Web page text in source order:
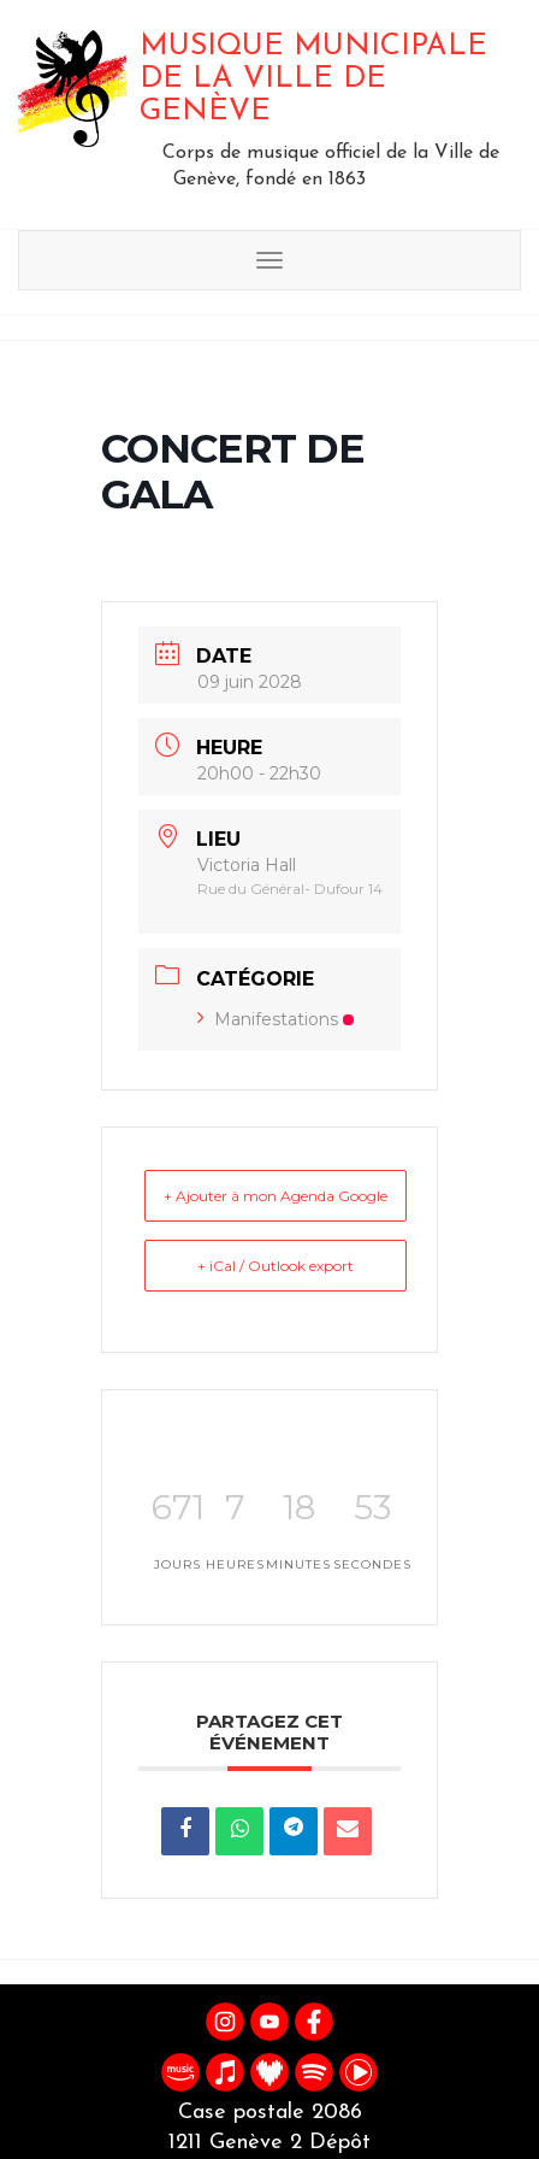
MUSIQUE MUNICIPALE
DE LA VILLE DE
GENÈVE
Corps de musique officiel de la Ville de
Genève, fondé en 1863
Menu
CONCERT DE
GALA
DATE
09 juin 2028
HEURE
20h00 - 22h30
LIEU
Victoria Hall
Rue du Général- Dufour 14
CATÉGORIE
Manifestations
+ Ajouter à mon Agenda Google
+ iCal / Outlook export
671
JOURS
7
HEURES
18
MINUTES
52
SECONDES
PARTAGEZ CET
ÉVÉNEMENT
Case postale 2086
1211 Genève 2 Dépôt